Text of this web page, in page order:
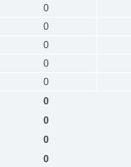
0
0
0
0
0
0
0
0
0